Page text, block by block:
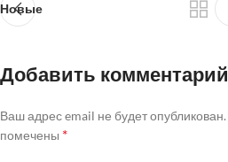
Новые
Добавить комментарий
Ваш адрес email не будет опубликован.
помечены *